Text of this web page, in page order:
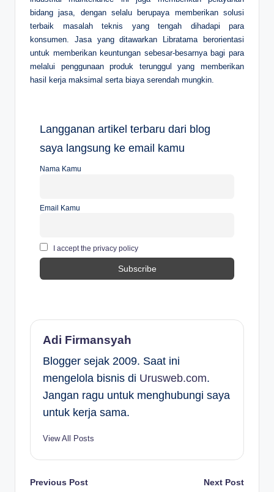
bidang jasa, dengan selalu berupaya memberikan solusi
terbaik masalah teknis yang tengah dihadapi para
konsumen. Jasa yang ditawarkan Libratama berorientasi
untuk memberikan keuntungan sebesar-besarnya bagi para
melalui penggunaan produk terunggul yang memberikan
hasil kerja maksimal serta biaya serendah mungkin.
Langganan artikel terbaru dari blog
saya langsung ke email kamu
Nama Kamu
Email Kamu
I accept the privacy policy
Adi Firmansyah
Blogger sejak 2009. Saat ini
mengelola bisnis di Urusweb.com.
Jangan ragu untuk menghubungi saya
untuk kerja sama.
View All Posts
Post
Previous Post Next Post